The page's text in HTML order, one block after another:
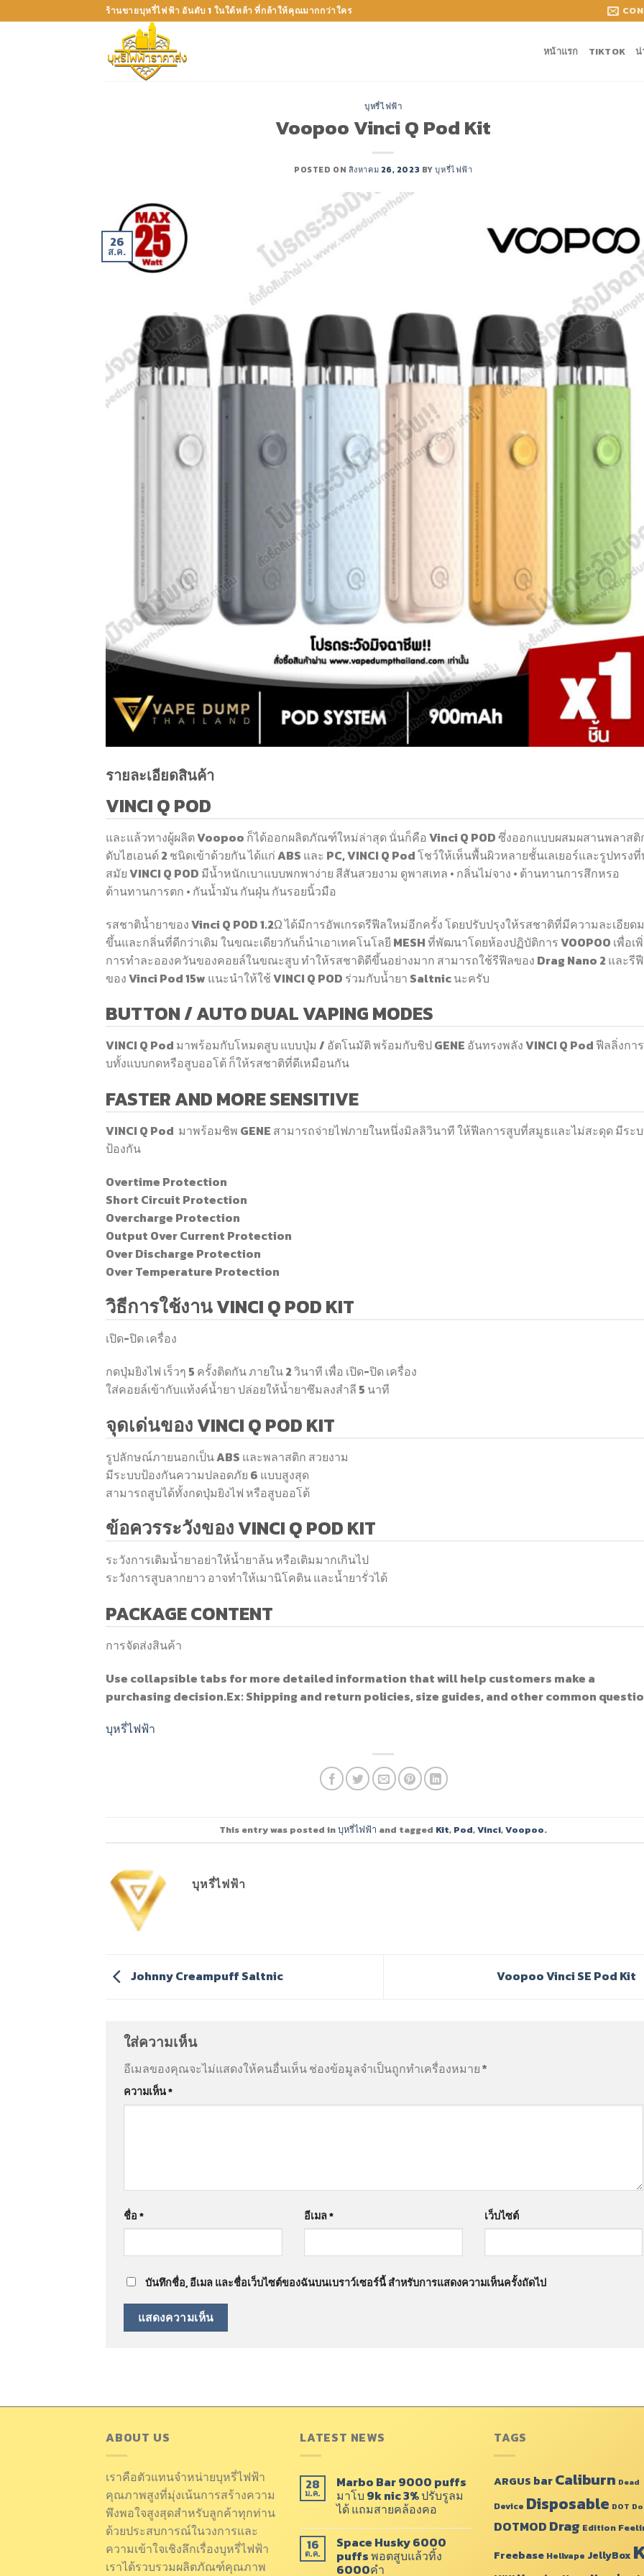
to
ร้านขายบุหรี่ไฟฟ้า อันดับ 1 ในใต้หล้า ที่กล้าให้คุณมากกว่าใคร
หน้าแรก TIKTOK น่
บุหรี่ไฟฟ้า
Voopoo Vinci Q Pod Kit
POSTED ON สิงหาคม 26, 2023 BYบุหรี่ไฟฟ้า
26
ส.ค.
รายละเอียดสินค้า
VINCI Q POD
และแล้วทางผู้ผลิต Voopoo ก็ได้ออกผลิตภัณฑ์ใหม่ล่าสุด นั่นก็คือ Vinci Q POD ซึ่งออกแบบผสมผสานพลาสติ
ดับไฮเอนด์ 2 ชนิดเข้าด้วยกัน ได้แก่ ABS และ PC, VINCI Q Pod โชว์ให้เห็นพื้นผิวหลายชั้นเลเยอร์และรูปทรง
สมัย VINCI Q POD มีน้ำหนักเบาแบบพกพาง่าย สีสันสวยงาม ดูพาสเทล • กลิ่นไม่จาง • ต้านทานการสึกหรอ
ต้านทานการตก • กันน้ำมัน กันฝุ่น กันรอยนิ้วมือ
รสชาติน้ำยาของ Vinci Q POD 1.2Ω ได้มีการอัพเกรดรีฟีลใหม่อีกครั้ง โดยปรับปรุงให้รสชาติที่มีความละเอียด
ขึ้นและกลิ่นที่ดีกว่าเดิม ในขณะเดียวกันก็นำเอาเทคโนโลยี MESH ที่พัฒนาโดยห้องปฏิบัติการ VOOPOO เพื่อเ
การทำละอองควันของคอยล์ในขณะสูบ ทำให้รสชาติดีขึ้นอย่างมาก สามารถใช้รีฟีลของ Drag Nano 2 และรี
ของ Vinci Pod 15w แนะนำให้ใช้ VINCI Q POD ร่วมกับน้ำยา Saltnic นะครับ
BUTTON / AUTO DUAL VAPING MODES
VINCI Q Pod มาพร้อมกับโหมดสูบ แบบปุ่ม / อัตโนมัติ พร้อมกับชิป GENE อันทรงพลัง VINCI Q Pod ฟีลลิ่งกา
บทั้งแบบกดหรือสูบออโต้ ก็ให้รสชาติที่ดีเหมือนกัน
FASTER AND MORE SENSITIVE
VINCI Q Pod มาพร้อมชิพ GENE สามารถจ่ายไฟภายในหนึ่งมิลลิวินาที ให้ฟีลการสูบที่สมูธและไม่สะดุด มีระ
ป้องกัน
Overtime Protection
Short Circuit Protection
Overcharge Protection
Output Over Current Protection
Over Discharge Protection
Over Temperature Protection
วิธีการใช้งาน VINCI Q POD KIT
เปิด-ปิด เครื่อง
กดปุ่มยิงไฟ เร็วๆ 5 ครั้งติดกัน ภายใน 2 วินาที เพื่อ เปิด-ปิด เครื่อง
ใส่คอยล์เข้ากับแท้งค์น้ำยา ปล่อยให้น้ำยาซึมลงสำลี 5 นาที
จุดเด่นของ VINCI Q POD KIT
รูปลักษณ์ภายนอกเป็น ABS และพลาสติก สวยงาม
มีระบบป้องกันความปลอดภัย 6 แบบสูงสุด
สามารถสูบได้ทั้งกดปุ่มยิงไฟ หรือสูบออโต้
ข้อควรระวังของ VINCI Q POD KIT
ระวังการเติมน้ำยาอย่าให้น้ำยาล้น หรือเติมมากเกินไป
ระวังการสูบลากยาว อาจทำให้เมานิโคติน และน้ำยารั่วได้
PACKAGE CONTENT
การจัดส่งสินค้า
Use collapsible tabs for more detailed information that will help customers make a
purchasing decision.Ex: Shipping and return policies, size guides, and other common
บุหรี่ไฟฟ้า
This entry was posted inบุหรี่ไฟฟ้า and tagged Kit, Pod,Vinci,Voopoo.
บุหรี่ไฟฟ้า
Johnny Creampuff Saltnic Voopoo Vinci SE Pod Kit
ใส่ความเห็น
อีเมลของคุณจะไม่แสดงให้คนอื่นเห็นช่องข้อมูลจำเป็นถูกทำเครื่องหมาย*
ความเห็น*
ชื่อ* อีเมล* เว็บไซต์
บันทึกชื่อ, อีเมล และชื่อเว็บไซต์ของฉันบนเบราว์เซอร์นี้ สำหรับการแสดงความเห็นครั้งถัดไป
ABOUT US
เราคือตัวแทนจำหน่ายบุหรี่ไฟฟ้า
คุณภาพสูงที่มุ่งเน้นการสร้างความ
พึงพอใจสูงสุดสำหรับลูกค้าทุกท่าน
ด้วยประสบการณ์ในวงการและ
ความเข้าใจเชิงลึกเรื่องบุหรี่ไฟฟ้า
เราได้รวบรวมผลิตภัณฑ์คุณภาพ
LATEST NEWS
28
ม.ค.
Marbo Bar 9000 puffs
มาโบ 9k nic 3% ปรับรูลม
ได้ แถมสายคล้องคอ
16
ต.ค.
Space Husky 6000
puffs พอตสูบแล้วทิ้ง
6000คำ
TAGS
ARGUS barCaliburn Dead
Device Disposable DOT
DOTMOD Drag Edition
Freebase Hellvape JellyBox